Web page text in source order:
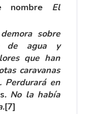
nombre El
sobre
de agua y
que han
caravanas
en
. No la había
[7]